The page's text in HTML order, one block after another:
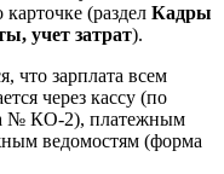
(раздел Кадры
учет затрат).
что зарплата всем
через кассу (по
№ КО-2), платежным
ведомостям (форма